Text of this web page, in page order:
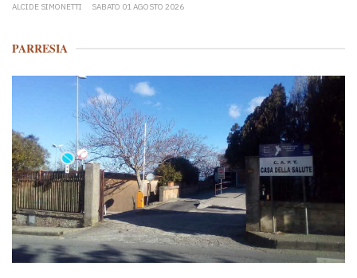
ALCIDE SIMONETTI SABATO 01 AGOSTO 2026
PARRESIA